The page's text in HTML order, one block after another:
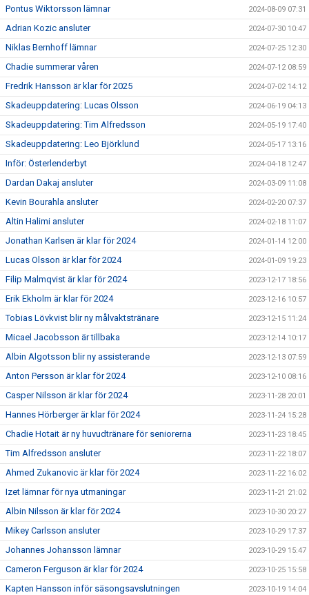
Pontus Wiktorsson lämnar 2024-08-09 07:31
Adrian Kozic ansluter 2024-07-30 10:47
Niklas Bernhoff lämnar 2024-07-25 12:30
Chadie summerar våren 2024-07-12 08:59
Fredrik Hansson är klar för 2025 2024-07-02 14:12
Skadeuppdatering: Lucas Olsson 2024-06-19 04:13
Skadeuppdatering: Tim Alfredsson 2024-05-19 17:40
Skadeuppdatering: Leo Björklund 2024-05-17 13:16
Inför: Österlenderbyt 2024-04-18 12:47
Dardan Dakaj ansluter 2024-03-09 11:08
Kevin Bourahla ansluter 2024-02-20 07:37
Altin Halimi ansluter 2024-02-18 11:07
Jonathan Karlsen är klar för 2024 2024-01-14 12:00
Lucas Olsson är klar för 2024 2024-01-09 19:23
Filip Malmqvist är klar för 2024 2023-12-17 18:56
Erik Ekholm är klar för 2024 2023-12-16 10:57
Tobias Lövkvist blir ny målvaktstränare 2023-12-15 11:24
Micael Jacobsson är tillbaka 2023-12-14 10:17
Albin Algotsson blir ny assisterande 2023-12-13 07:59
Anton Persson är klar för 2024 2023-12-10 08:16
Casper Nilsson är klar för 2024 2023-11-28 20:01
Hannes Hörberger är klar för 2024 2023-11-24 15:28
Chadie Hotait är ny huvudtränare för seniorerna 2023-11-23 18:45
Tim Alfredsson ansluter 2023-11-22 18:07
Ahmed Zukanovic är klar för 2024 2023-11-22 16:02
Izet lämnar för nya utmaningar 2023-11-21 21:02
Albin Nilsson är klar för 2024 2023-10-30 20:27
Mikey Carlsson ansluter 2023-10-29 17:37
Johannes Johansson lämnar 2023-10-29 15:47
Cameron Ferguson är klar för 2024 2023-10-25 15:58
Kapten Hansson inför säsongsavslutningen 2023-10-19 14:04